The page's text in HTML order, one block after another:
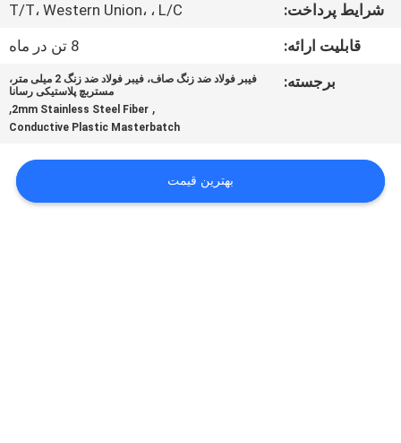
کیفیت
شرایط پرداخت:
T/T، Western Union، ، L/C
قابلیت ارائه:
8 تن در ماه
برجسته:
فیبر فولاد ضد زنگ صاف، فیبر فولاد ضد زنگ 2 میلی متر،
مستربچ پلاستیکی رسانا
,
2mm Stainless Steel Fiber
,
Conductive Plastic Masterbatch
بهترین قیمت